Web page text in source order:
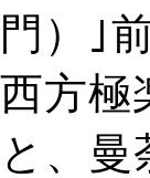
門）｣
西方極
と、